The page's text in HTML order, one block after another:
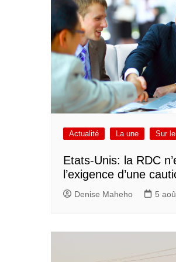
Actualité La une Sur
Etats-Unis: la RDC
l’exigence d’une
Denise Maheho 5